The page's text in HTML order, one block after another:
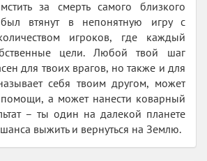
за смерть самого близкого
втянут в непонятную игру с
игроков, где каждый
цели. Любой твой шаг
для твоих врагов, но также и для
себя твоим другом, может
помощи, а может нанести коварный
– ты один на далекой планете
выжить и вернуться на Землю.